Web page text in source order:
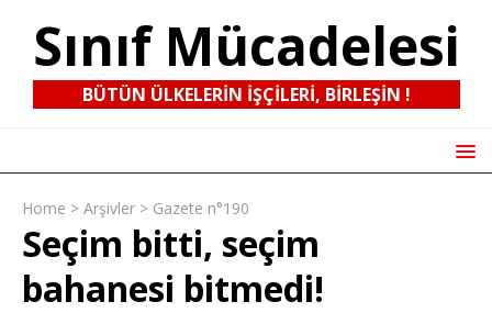
Sınıf Mücadelesi
BÜTÜN ÜLKELERIN IŞÇILERI, BIRLEŞIN !
Home > Arşivler > Gazete n°190
Seçim bitti, seçim
bahanesi bitmedi!